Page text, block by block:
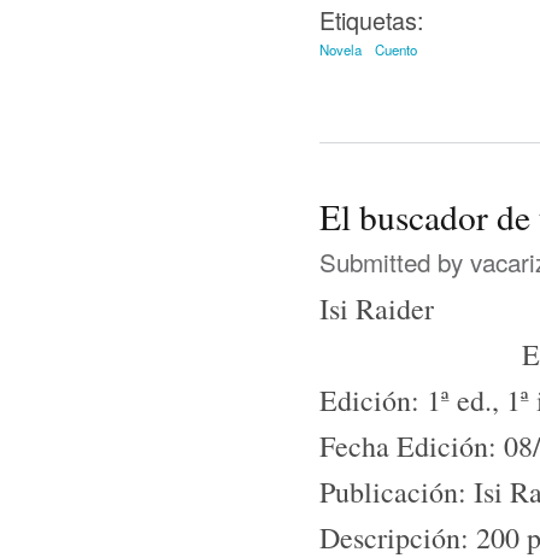
Etiquetas:
Novela Cuento
El buscador
Submitted by
Isi Raider
Edición: 1ª ed.,
Fecha Edición:
Publicación: Isi
Descripción: 200